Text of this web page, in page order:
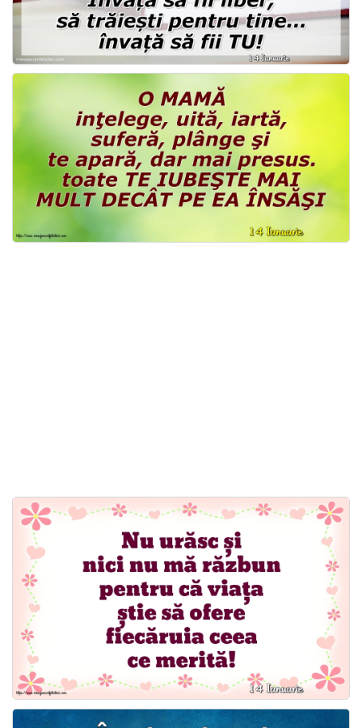
Invitatii personalizate
Conecteaza-te